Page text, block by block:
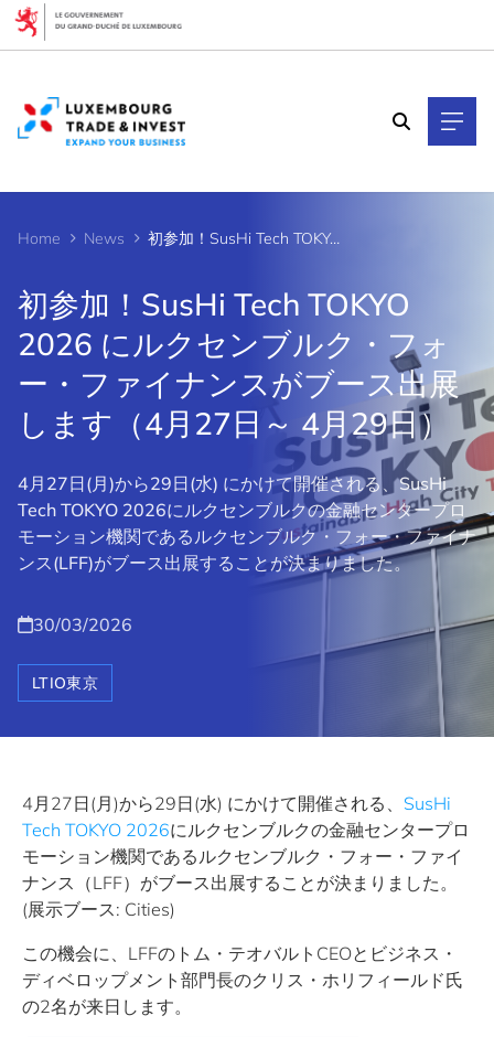
Home News 初参加！SusHi Tech TOKYO 2026 にルクセンブルク・フォー・ファイナンスがブース出展します（4月27日～ 4月29日）
初参加！SusHi Tech TOKYO
2026 にルクセンブルク・フォ
ー・ファイナンスがブース出展
します（4月27日～ 4月29日）
4月27日(月)から29日(水) にかけて開催される、SusHi
Tech TOKYO 2026にルクセンブルクの金融センタープロ
モーション機関であるルクセンブルク・フォー・ファイナ
ンス(LFF)がブース出展することが決まりました。
30/03/2026
LTIO東京
4月27日(月)から29日(水) にかけて開催される、 SusHi
Tech TOKYO 2026にルクセンブルクの金融センタープロ
モーション機関であるルクセンブルク・フォー・ファイ
ナンス（LFF）がブース出展することが決まりました。
(展示ブース: Cities)
この機会に、LFFのトム・テオバルトCEOとビジネス・
ディベロップメント部門長のクリス・ホリフィールド氏
の2名が来日します。
Cookies management panel